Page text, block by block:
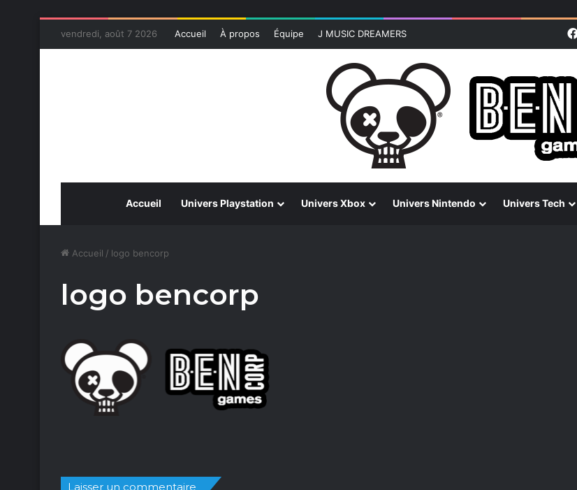
vendredi, août 7 2026 Accueil À propos Équipe J MUSIC DREAMERS
Accueil Univers Playstation Univers Xbox Univers Nintendo Univers Tech
Accueil / logo bencorp
logo bencorp
Laisser un commentaire